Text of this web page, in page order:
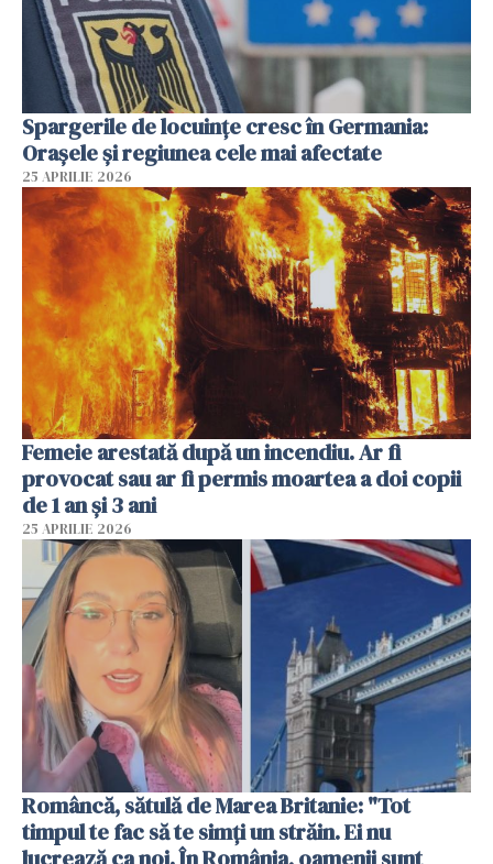
Spargerile de locuințe cresc în Germania:
Orașele și regiunea cele mai afectate
25 APRILIE 2026
Femeie arestată după un incendiu. Ar fi
provocat sau ar fi permis moartea a doi copii
de 1 an și 3 ani
25 APRILIE 2026
Româncă, sătulă de Marea Britanie: "Tot
timpul te fac să te simți un străin. Ei nu